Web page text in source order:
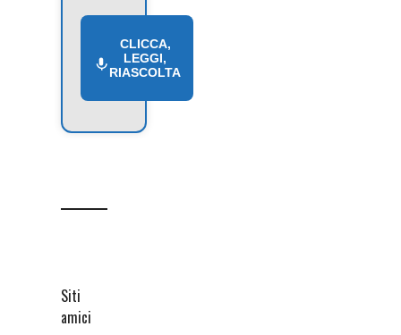
CLICCA,
LEGGI,
RIASCOLTA
Siti
amici